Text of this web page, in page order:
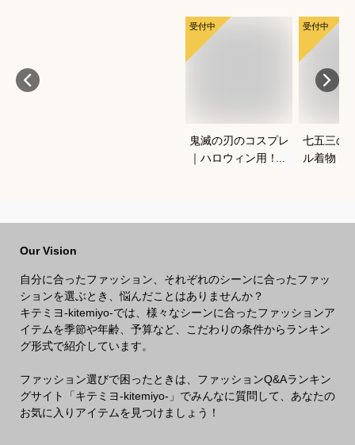
受付中
鬼滅の刃のコスプレ
｜ハロウィン用！キ
受付中
七五三の
ル着物（
Our Vision
自分に合ったファッション、それぞれのシーンに合ったファッ
ションを選ぶとき、悩んだことはありませんか？
キテミヨ-kitemiyo-では、様々なシーンに合ったファッションア
イテムを季節や年齢、予算など、こだわりの条件からランキン
グ形式で紹介しています。
ファッション選びで困ったときは、ファッションQ&Aランキン
グサイト「キテミヨ-kitemiyo-」でみんなに質問して、あなたの
お気に入りアイテムを見つけましょう！